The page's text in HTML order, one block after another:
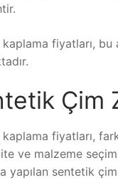
fiyatları,
fiyatları,
ve malzeme
yapılan sentetik